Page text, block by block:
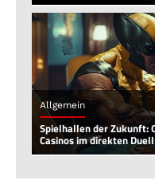
Allgemein
Spielhallen der Zukunft:
Casinos im direkten Duell